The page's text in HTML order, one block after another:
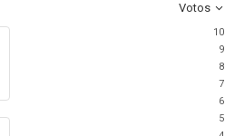
Votos
10
9
8
7
6
5